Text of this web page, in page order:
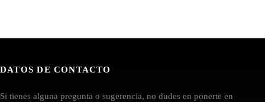
DATOS DE CONTACTO
Si tienes alguna pregunta o sugerencia, no dudes en ponerte en